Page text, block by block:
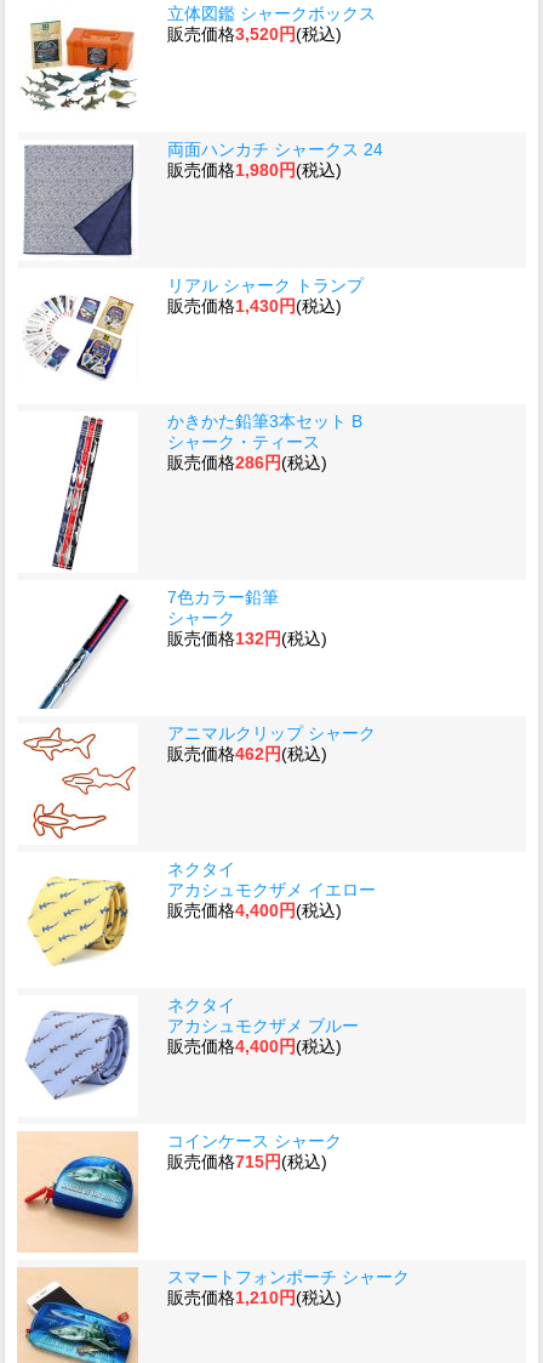
立体図鑑 シャークボックス
販売価格3,520円(税込)
両面ハンカチ シャークス 24
販売価格1,980円(税込)
リアル シャーク トランプ
販売価格1,430円(税込)
かきかた鉛筆3本セット B
シャーク・ティース
販売価格286円(税込)
7色カラー鉛筆
シャーク
販売価格132円(税込)
アニマルクリップ シャーク
販売価格462円(税込)
ネクタイ
アカシュモクザメ イエロー
販売価格4,400円(税込)
ネクタイ
アカシュモクザメ ブルー
販売価格4,400円(税込)
コインケース シャーク
販売価格715円(税込)
スマートフォンポーチ シャーク
販売価格1,210円(税込)